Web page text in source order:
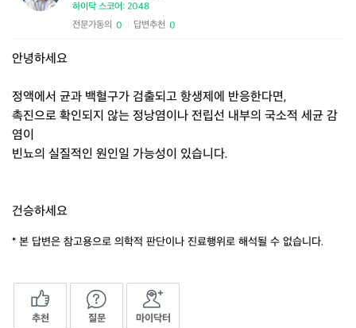
하이닥 스코어: 2048
전문가동의 0 답변추천 0
안녕하세요
정액에서 균과 백혈구가 검출되고 항생제에 반응한다면,
촉진으로 확인되지 않는 정낭염이나 전립선 내부의 국소적 세균 감
염이
빈뇨의 실질적인 원인일 가능성이 있습니다.
건승하세요
* 본 답변은 참고용으로 의학적 판단이나 진료행위로 해석될 수 없습니다.
추천 질문 마이닥터